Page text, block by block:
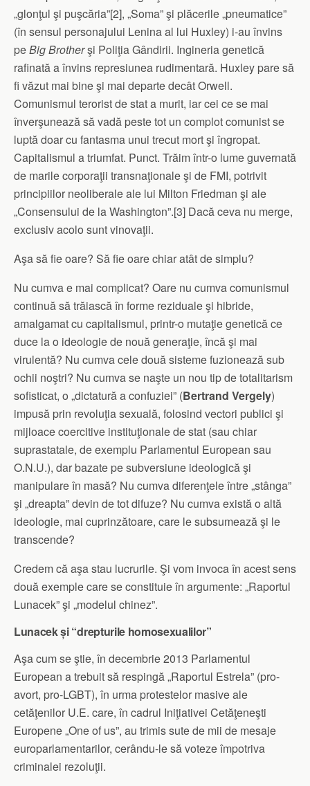
„glonţul şi puşcăria”[2], „Soma” şi plăcerile „pneumatice”
(în sensul personajului Lenina al lui Huxley) i-au învins
peBig Brotherşi Poliţia Gândirii. Ingineria genetică
rafinată a învins represiunea rudimentară. Huxley pare să
fi văzut mai bine şi mai departe decât Orwell.
Comunismul terorist de stat a murit, iar cei ce se mai
înverşunează să vadă peste tot un complot comunist se
luptă doar cu fantasma unui trecut mort şi îngropat.
Capitalismul a triumfat. Punct. Trăim într-o lume guvernată
de marile corporaţii transnaţionale şi de FMI, potrivit
principiilor neoliberale ale lui Milton Friedman şi ale
„Consensului de la Washington”.[3] Dacă ceva nu merge,
exclusiv acolo sunt vinovaţii.
Aşa să fie oare? Să fie oare chiar atât de simplu?
Nu cumva e mai complicat? Oare nu cumva comunismul
continuă să trăiască în forme reziduale şi hibride,
amalgamat cu capitalismul, printr-o mutaţie genetică ce
duce la o ideologie de nouă generaţie, încă şi mai
virulentă? Nu cumva cele două sisteme fuzionează sub
ochii noştri? Nu cumva se naşte un nou tip de totalitarism
sofisticat, o „dictatură a confuziei” (Bertrand Vergely)
impusă prin revoluţia sexuală, folosind vectori publici şi
mijloace coercitive instituţionale de stat (sau chiar
suprastatale, de exemplu Parlamentul European sau
O.N.U.), dar bazate pe subversiune ideologică şi
manipulare în masă? Nu cumva diferenţele între „stânga”
şi „dreapta” devin de tot difuze? Nu cumva există o altă
ideologie, mai cuprinzătoare, care le subsumează şi le
transcende?
Credem că aşa stau lucrurile. Şi vom invoca în acest sens
două exemple care se constituie în argumente: „Raportul
Lunacek” şi „modelul chinez”.
Lunacek și “drepturile homosexualilor”
Aşa cum se ştie, în decembrie 2013 Parlamentul
European a trebuit să respingă „Raportul Estrela” (pro-
avort, pro-LGBT), în urma protestelor masive ale
cetăţenilor U.E. care, în cadrul Iniţiativei Cetăţeneşti
Europene „One of us”, au trimis sute de mii de mesaje
europarlamentarilor, cerându-le să voteze împotriva
criminalei rezoluţii.